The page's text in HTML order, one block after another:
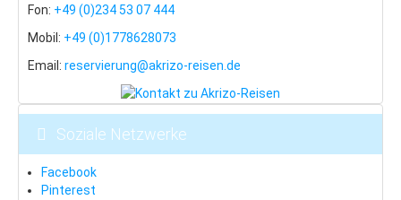
Fewos & Häuser
Vintage-Hotels
Wir für Sie
Unser Shop
Fon: +49 (0)234 53 07 444
Mobil: +49 (0)1778628073
Email: reservierung@akrizo-reisen.de
Soziale Netzwerke
Facebook
Pinterest